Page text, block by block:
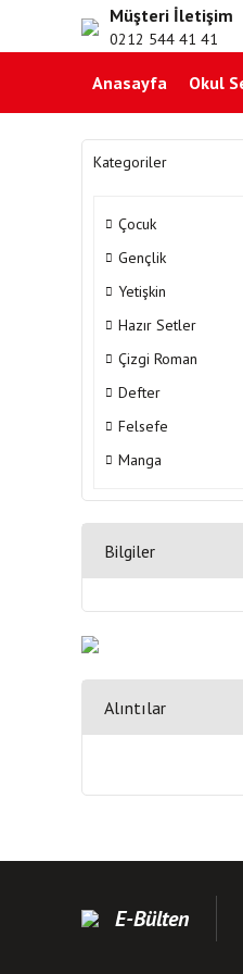
Müşteri İletişim
0212 544 41 41
Anasayfa Okul
Kategoriler
Çocuk
Gençlik
Yetişkin
Hazır Setler
Çizgi Roman
Defter
Felsefe
Manga
Bilgiler
Alıntılar
E-Bülten